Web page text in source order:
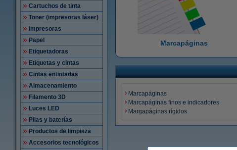
Cartuchos de tinta
Toner (impresoras láser)
Impresoras
Papel
Etiquetadoras
Etiquetas y cintas
Cintas entintadas
Almacenamiento
Filamento 3D
Luces LED
Pilas y baterías
Productos de limpieza
Accesorios tecnológicos
Marcapáginas
Marcapáginas
Marcapáginas finos e indicadores
Margapáginas rígidos